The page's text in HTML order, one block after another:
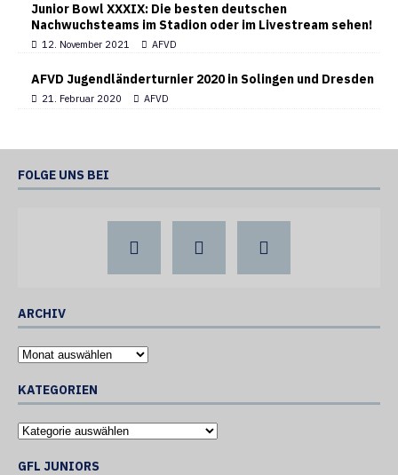
Junior Bowl XXXIX: Die besten deutschen
Nachwuchsteams im Stadion oder im Livestream sehen!
12. November 2021 AFVD
AFVD Jugendländerturnier 2020 in Solingen und Dresden
21. Februar 2020 AFVD
FOLGE UNS BEI
ARCHIV
KATEGORIEN
GFL JUNIORS